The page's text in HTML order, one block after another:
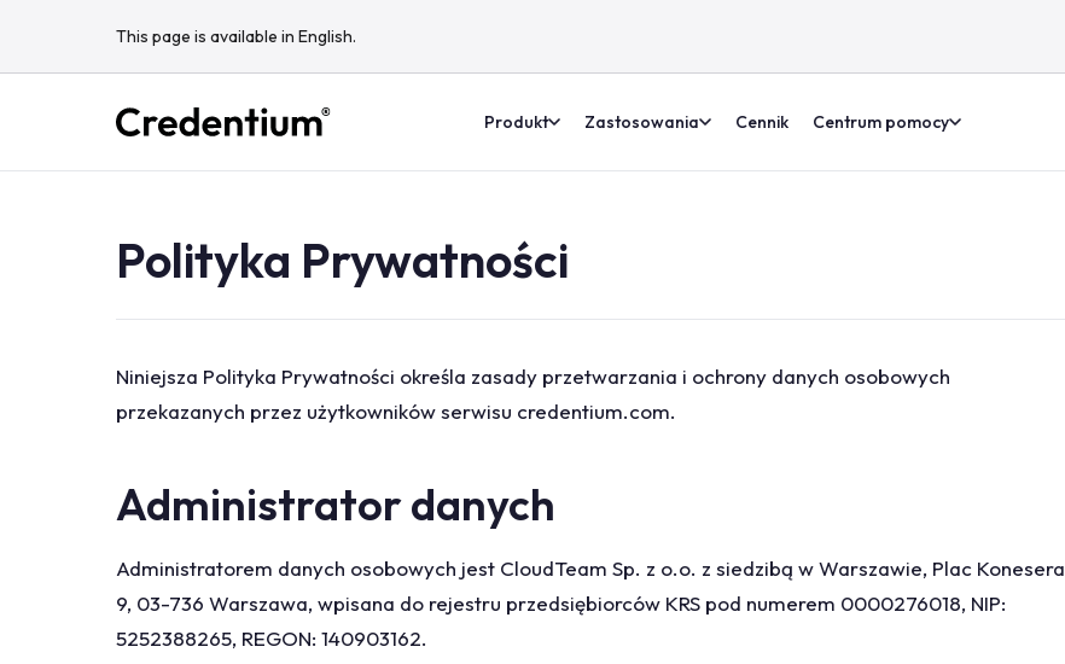
This page is available in English.
Produkt Zastosowania Cennik Centrum pomocy
Polityka Prywatności
Niniejsza Polityka Prywatności określa zasady przetwarzania i ochrony danych osobowych
przekazanych przez użytkowników serwisu credentium.com.
Administrator danych
Administratorem danych osobowych jest CloudTeam Sp. z o.o. z siedzibą w Warszawie, Plac Konesera
9, 03-736 Warszawa, wpisana do rejestru przedsiębiorców KRS pod numerem 0000276018, NIP:
5252388265, REGON: 140903162.